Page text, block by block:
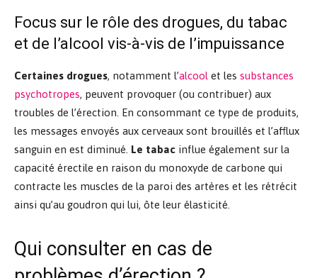
Focus sur le rôle des drogues, du tabac
et de l’alcool vis-à-vis de l’impuissance
Certaines drogues, notamment l’alcool et les substances
psychotropes, peuvent provoquer (ou contribuer) aux
troubles de l’érection. En consommant ce type de produits,
les messages envoyés aux cerveaux sont brouillés et l’afflux
sanguin en est diminué. Le tabac influe également sur la
capacité érectile en raison du monoxyde de carbone qui
contracte les muscles de la paroi des artères et les rétrécit
ainsi qu’au goudron qui lui, ôte leur élasticité.
Qui consulter en cas de